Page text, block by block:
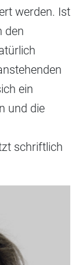
werden. Ist
den
ein
und die
schriftlich